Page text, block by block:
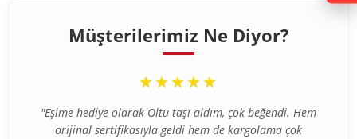
Müşterilerimiz Ne Diyor?
“
★★★★★
"Eşime hediye olarak Oltu taşı aldım, çok beğendi. Hem
orijinal sertifikasıyla geldi hem de kargolama çok